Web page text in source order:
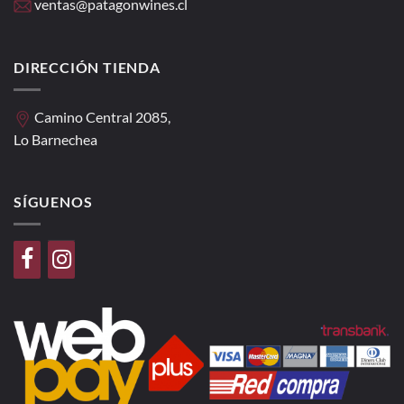
ventas@patagonwines.cl
DIRECCIÓN TIENDA
Camino Central 2085,
Lo Barnechea
SÍGUENOS